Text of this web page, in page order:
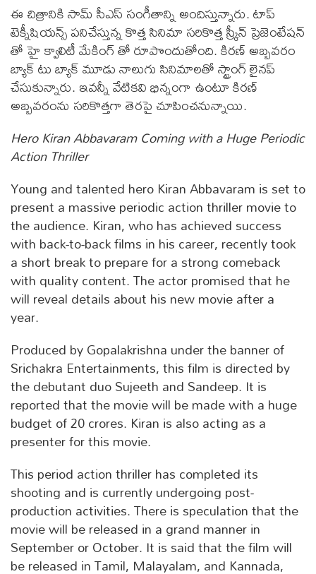
ఈ చిత్రానికి సామ్ సీఎస్ సంగీతాన్ని అందిస్తున్నారు. టాప్
టెక్నీషియన్స్ పనిచేస్తున్న కొత్త సినిమా సరికొత్త స్క్రీన్ ప్రెజెంటేషన్
తో హై క్వాలిటీ మేకింగ్ తో రూపొందుతోంది. కిరణ్ అబ్బవరం
బ్యాక్ టు బ్యాక్ మూడు నాలుగు సినిమాలతో స్ట్రాంగ్ లైనప్
చేసుకున్నారు. ఇవన్నీ వేటికవి భిన్నంగా ఉంటూ కిరణ్
అబ్బవరంను సరికొత్తగా తెరపై చూపించనున్నాయి.
Hero Kiran Abbavaram Coming with a Huge Periodic
Action Thriller
Young and talented hero Kiran Abbavaram is set to
present a massive periodic action thriller movie to
the audience. Kiran, who has achieved success
with back-to-back films in his career, recently took
a short break to prepare for a strong comeback
with quality content. The actor promised that he
will reveal details about his new movie after a
year.
Produced by Gopalakrishna under the banner of
Srichakra Entertainments, this film is directed by
the debutant duo Sujeeth and Sandeep. It is
reported that the movie will be made with a huge
budget of 20 crores. Kiran is also acting as a
presenter for this movie.
This period action thriller has completed its
shooting and is currently undergoing post-
production activities. There is speculation that the
movie will be released in a grand manner in
September or October. It is said that the film will
be released in Tamil, Malayalam, and Kannada,